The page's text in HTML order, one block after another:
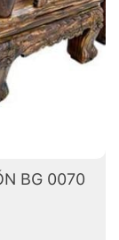
BG 0070